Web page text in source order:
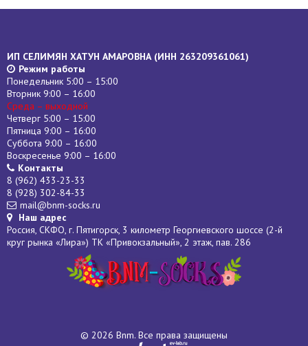
ИП СЕЛИМЯН ХАТУН АМАРОВНА (ИНН 263209361061)
Режим работы
Понедельник 5:00 – 15:00
Вторник 9:00 – 16:00
Среда – выходной
Четверг 5:00 – 15:00
Пятница 9:00 – 16:00
Суббота 9:00 – 16:00
Воскресенье 9:00 – 16:00
Контакты
8 (962) 433-23-33
8 (928) 302-84-33
mail@bnm-socks.ru
Наш адрес
Россия, СКФО, г. Пятигорск, 3 километр Георгиевского шоссе (2-й
круг рынка «Лира») ТК «Привокзальный», 2 этаж, пав. 286
© 2026 Bnm. Все права защищены